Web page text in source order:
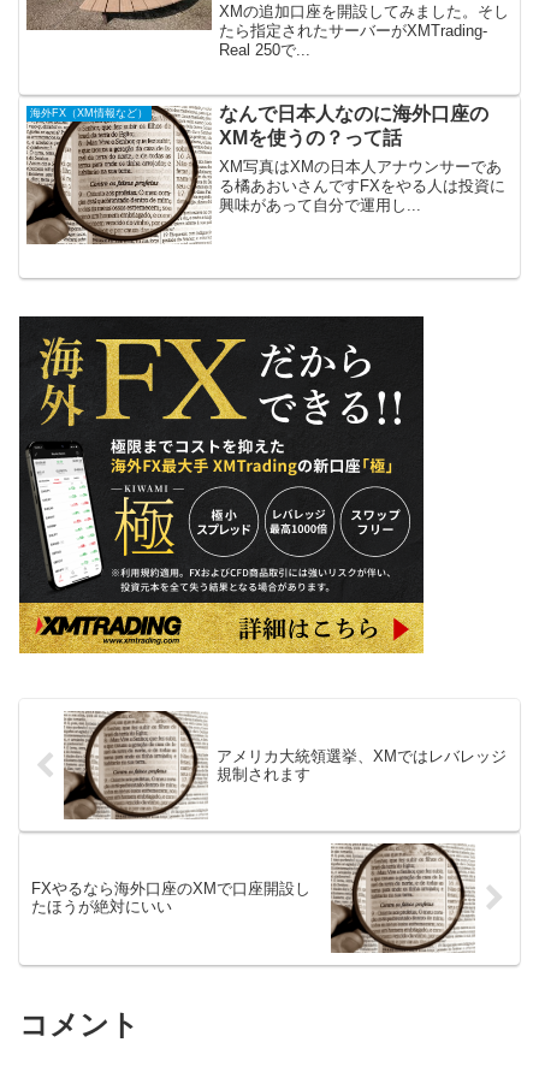
XMの追加口座を開設してみました。そし
たら指定されたサーバーがXMTrading-
Real 250で...
海外FX（XM情報など）
なんで日本人なのに海外口座の
XMを使うの？って話
XM写真はXMの日本人アナウンサーであ
る橘あおいさんですFXをやる人は投資に
興味があって自分で運用し...
アメリカ大統領選挙、XMではレバレッジ
規制されます
FXやるなら海外口座のXMで口座開設し
たほうが絶対にいい
コメント